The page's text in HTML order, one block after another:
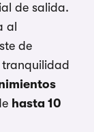
de salida.
al
de
hasta 10